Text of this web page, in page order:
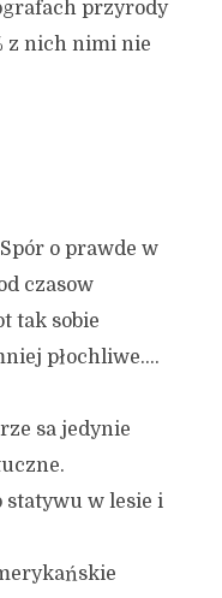
przyrody
z nich nimi nie
o prawde w
czasow
tak sobie
płochliwe….
sa jedynie
statywu w lesie i